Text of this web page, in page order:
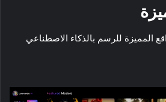
المميزة للرسم بالذكاء الاصطناعي